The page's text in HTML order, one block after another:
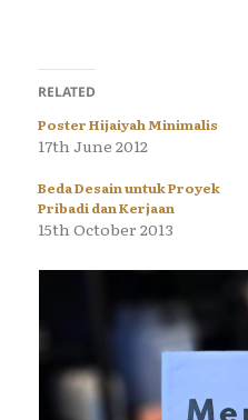
RELATED
Poster Hijaiyah Minimalis
17th June 2012
Beda Desain untuk Proyek
Pribadi dan Kerjaan
15th October 2013